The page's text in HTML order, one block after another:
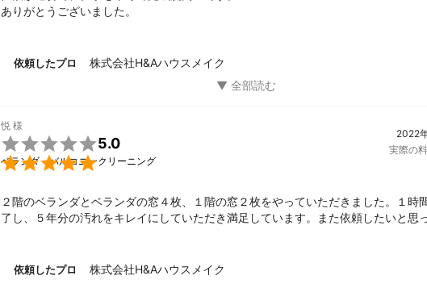
ありがとうございました。
依頼したプロ 株式会社H&Aハウスメイク
悦 様


5.0
ベランダ・バルコニークリーニング
2022
実際の
２階のベランダとベランダの窓４枚、１階の窓２枚をやっていただきました。１時
了し、５年分の汚れをキレイにしていただき満足しています。また依頼したいと思
依頼したプロ 株式会社H&Aハウスメイク